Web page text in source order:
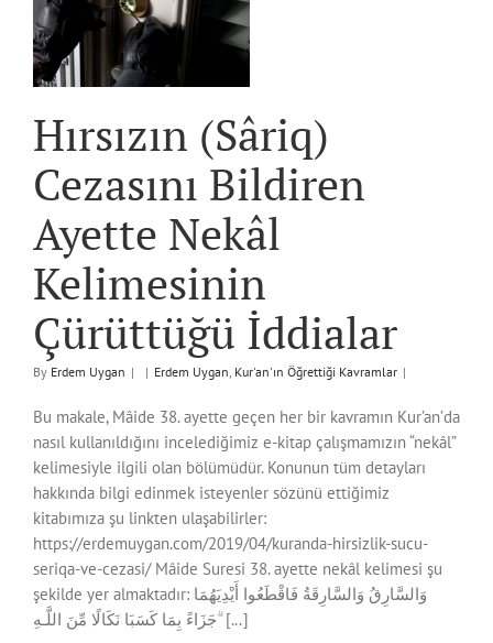
Hırsızın (Sâriq)
Cezasını Bildiren
Ayette Nekâl
Kelimesinin
Çürüttüğü İddialar
By Erdem Uygan | | Erdem Uygan, Kur'an'ın Öğrettiği Kavramlar |
Bu makale, Mâide 38. ayette geçen her bir kavramın Kur’an’da
nasıl kullanıldığını incelediğimiz e-kitap çalışmamızın “nekâl”
kelimesiyle ilgili olan bölümüdür. Konunun tüm detayları
hakkında bilgi edinmek isteyenler sözünü ettiğimiz
kitabımıza şu linkten ulaşabilirler:
https://erdemuygan.com/2019/04/kuranda-hirsizlik-sucu-
seriqa-ve-cezasi/ Mâide Suresi 38. ayette nekâl kelimesi şu
şekilde yer almaktadır: وَالسَّارِقُ وَالسَّارِقَةُ فَاقْطَعُوا أَيْدِيَهُمَا
جَزَاءً بِمَا كَسَبَا نَكَالًا مِّنَ اللَّـهِ ۗ [...]